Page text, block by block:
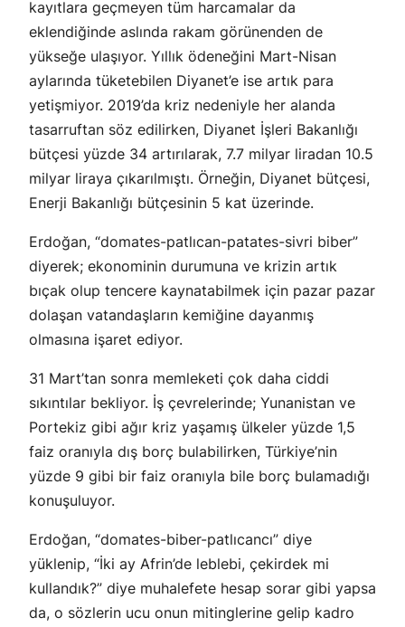
kayıtlara geçmeyen tüm harcamalar da
eklendiğinde aslında rakam görünenden de
yükseğe ulaşıyor. Yıllık ödeneğini Mart-Nisan
aylarında tüketebilen Diyanet’e ise artık para
yetişmiyor. 2019’da kriz nedeniyle her alanda
tasarruftan söz edilirken, Diyanet İşleri Bakanlığı
bütçesi yüzde 34 artırılarak, 7.7 milyar liradan 10.5
milyar liraya çıkarılmıştı. Örneğin, Diyanet bütçesi,
Enerji Bakanlığı bütçesinin 5 kat üzerinde.
Erdoğan, “domates-patlıcan-patates-sivri biber”
diyerek; ekonominin durumuna ve krizin artık
bıçak olup tencere kaynatabilmek için pazar pazar
dolaşan vatandaşların kemiğine dayanmış
olmasına işaret ediyor.
31 Mart’tan sonra memleketi çok daha ciddi
sıkıntılar bekliyor. İş çevrelerinde; Yunanistan ve
Portekiz gibi ağır kriz yaşamış ülkeler yüzde 1,5
faiz oranıyla dış borç bulabilirken, Türkiye’nin
yüzde 9 gibi bir faiz oranıyla bile borç bulamadığı
konuşuluyor.
Erdoğan, “domates-biber-patlıcancı” diye
yüklenip, “İki ay Afrin’de leblebi, çekirdek mi
kullandık?” diye muhalefete hesap sorar gibi yapsa
da, o sözlerin ucu onun mitinglerine gelip kadro